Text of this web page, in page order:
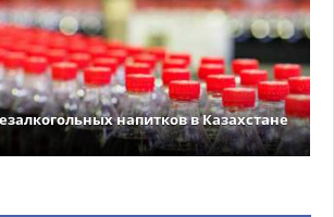
напитков в Казахстане